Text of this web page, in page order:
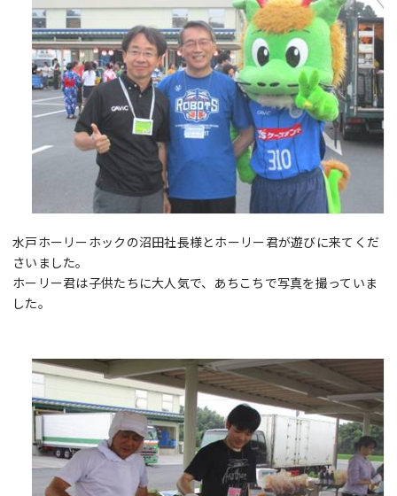
水戸ホーリーホックの沼田社長様とホーリー君が遊びに来てくだ
さいました。
ホーリー君は子供たちに大人気で、あちこちで写真を撮っていま
した。